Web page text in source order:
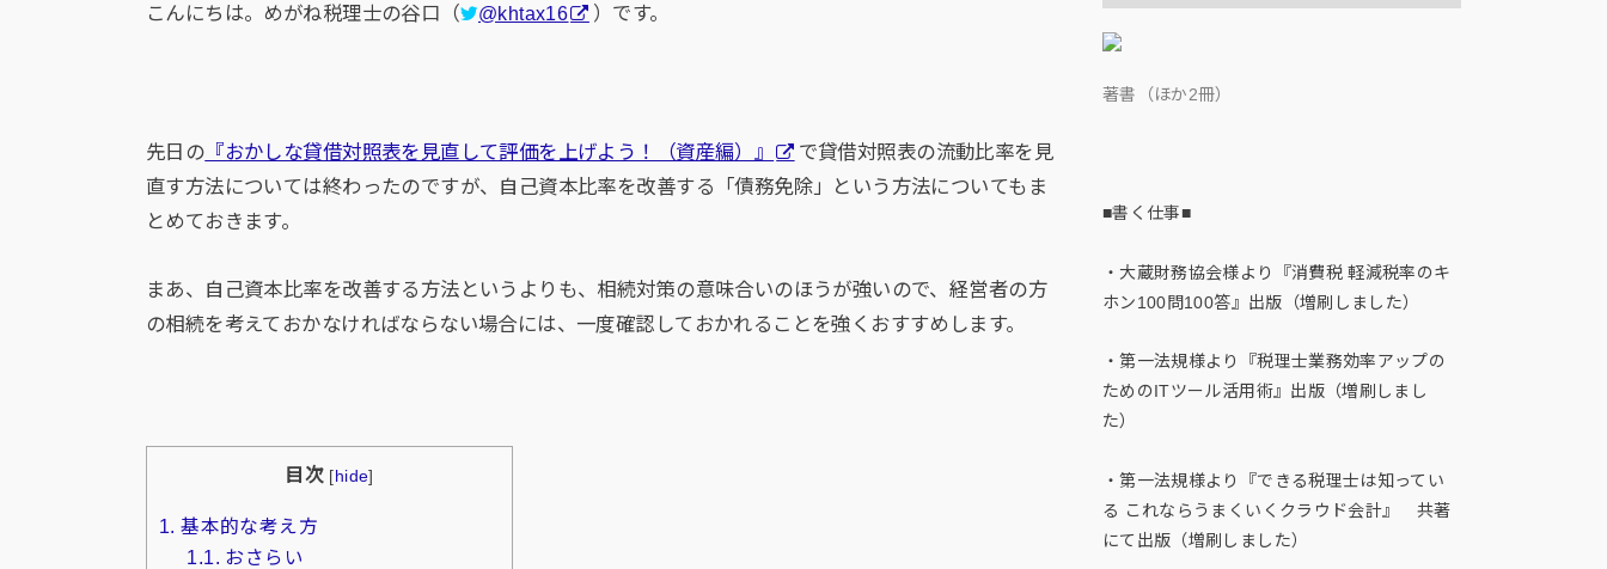
こんにちは。めがね税理士の谷口（ @khtax16 ）です。
先日の 『おかしな貸借対照表を見直して評価を上げよう！（資産編）』
で貸借対照表の流動比率を見
直す方法については終わったのですが、自己資本比率を改善する「債務免除」という方法についてもま
とめておきます。
まあ、自己資本比率を改善する方法というよりも、相続対策の意味合いのほうが強いので、経営者の方
の相続を考えておかなければならない場合には、一度確認しておかれることを強くおすすめします。
目次 [hide]
1. 基本的な考え方
1.1. おさらい
著書（ほか2冊）
■書く仕事■
・大蔵財務協会様より『消費税 軽減税率のキ
ホン100問100答』出版（増刷しました）
・第一法規様より『税理士業務効率アップの
ためのITツール活用術』出版（増刷しまし
た）
・第一法規様より『できる税理士は知ってい
る これならうまくいくクラウド会計』 共著
にて出版（増刷しました）